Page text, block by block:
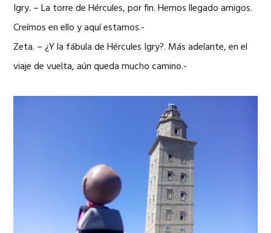
Igry. – La torre de Hércules, por fin. Hemos llegado amigos.
Creímos en ello y aquí estamos.-
Zeta. – ¿Y la fábula de Hércules Igry?. Más adelante, en el
viaje de vuelta, aún queda mucho camino.-